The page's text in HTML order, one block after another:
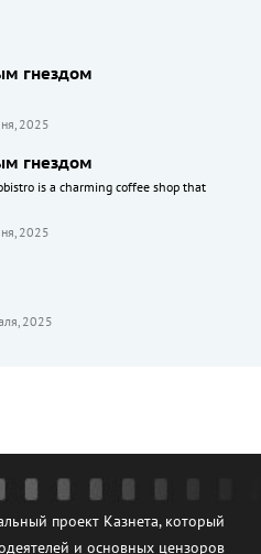
гнездом
2025
гнездом
is a charming coffee shop that
2025
2025
проект Казнета, который
и основных цензоров